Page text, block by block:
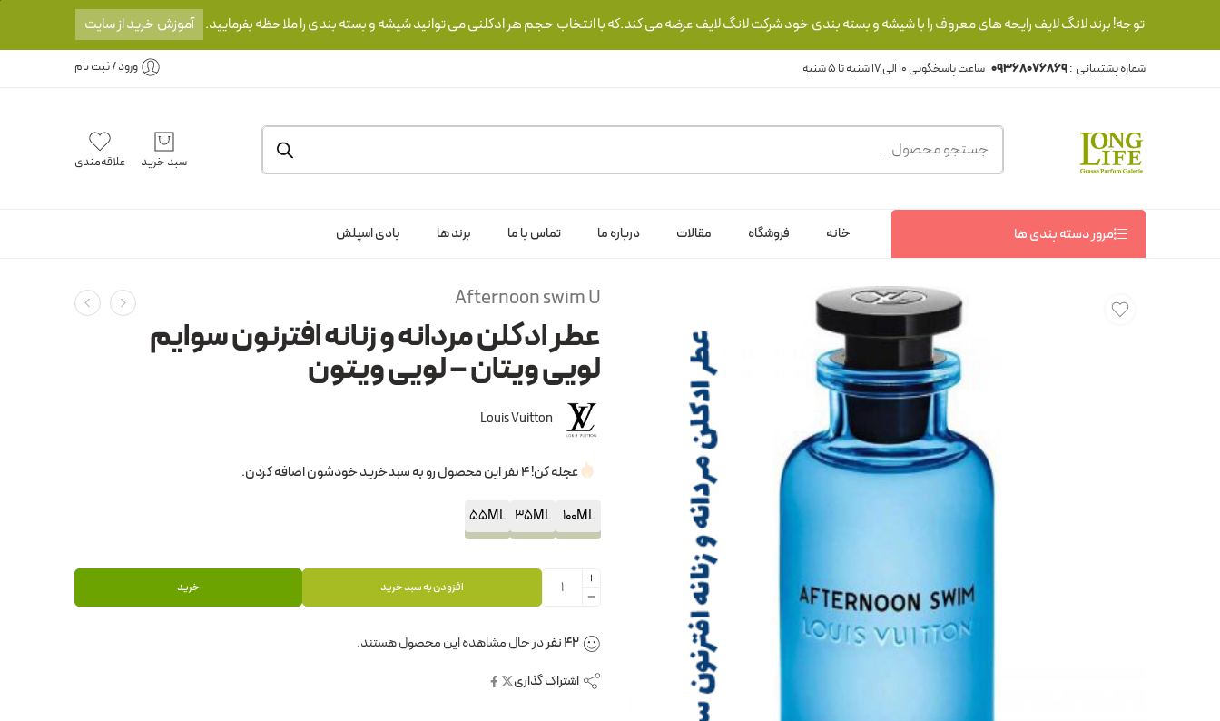
توجه! برند لانگ لایف رایحه های معروف را با شیشه و بسته بندی خود شرکت لانگ لایف عرضه می کند.که با انتخاب حجم هر ادکلنی می توانید شیشه و بسته بندی را ملاحظه بفرمایید. آموزش خرید از سایت
شماره پشتیبانی :09368076869 ورود / ثبت نام
سبد خرید علاقه‌مندی
مرور دسته بندی ها خانه فروشگاه مقالات درباره ما تماس با ما برند ها بادی اسپلش
Afternoon swim U
عطر ادکلن مردانه و زنانه افترنون سوایم
لویی ویتان – لویی ویتون
Louis Vuitton
عجله کن! 4 نفر این محصول رو به سبدخرید خودشون اضافه کردن.
100ML
35ML
55ML
افزودن به سبد خرید خرید
42نفردر حال مشاهده این محصول هستند.
اشتراک گذاری